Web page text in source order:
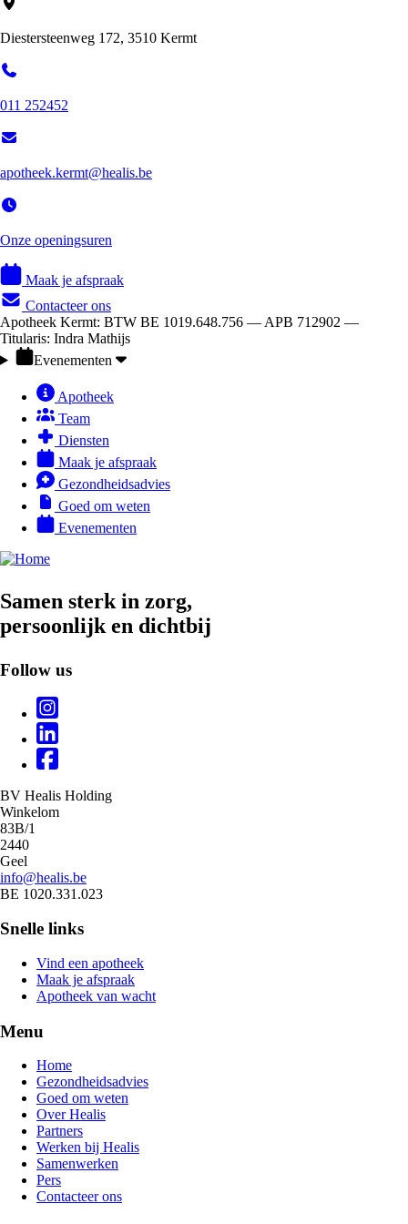
Diestersteenweg 172, 3510 Kermt
011 252452
apotheek.kermt@healis.be
Onze openingsuren
Maak je afspraak
Contacteer ons
Apotheek Kermt: BTW BE 1019.648.756 — APB 712902 —
Titularis: Indra Mathijs
Evenementen
Apotheek
Team
Diensten
Maak je afspraak
Gezondheidsadvies
Goed om weten
Evenementen
Samen sterk in zorg,
persoonlijk en dichtbij
Follow us
BV Healis Holding
Winkelom
83B/1
2440
Geel
info@healis.be
BE 1020.331.023
Snelle links
Vind een apotheek
Maak je afspraak
Apotheek van wacht
Menu
Home
Gezondheidsadvies
Goed om weten
Over Healis
Partners
Werken bij Healis
Samenwerken
Pers
Contacteer ons